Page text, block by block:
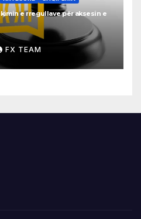
e rregullave për aksesin e
FX TEAM